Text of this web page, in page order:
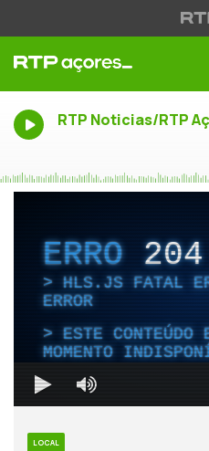
RTP Noticias/RTP
ERRO204
HLS.JS FATAL
ERROR
ESTE CONTEÚDO
MOMENTO
LOCAL